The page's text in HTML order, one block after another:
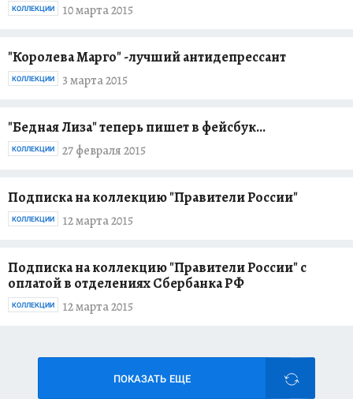
10 марта 2015
КОЛЛЕКЦИИ
"Королева Марго" -лучший антидепрессант
3 марта 2015
КОЛЛЕКЦИИ
"Бедная Лиза" теперь пишет в фейсбук...
27 февраля 2015
КОЛЛЕКЦИИ
Подписка на коллекцию "Правители России"
12 марта 2015
КОЛЛЕКЦИИ
Подписка на коллекцию "Правители России" с
оплатой в отделениях Сбербанка РФ
12 марта 2015
КОЛЛЕКЦИИ
ПОКАЗАТЬ ЕЩЕ